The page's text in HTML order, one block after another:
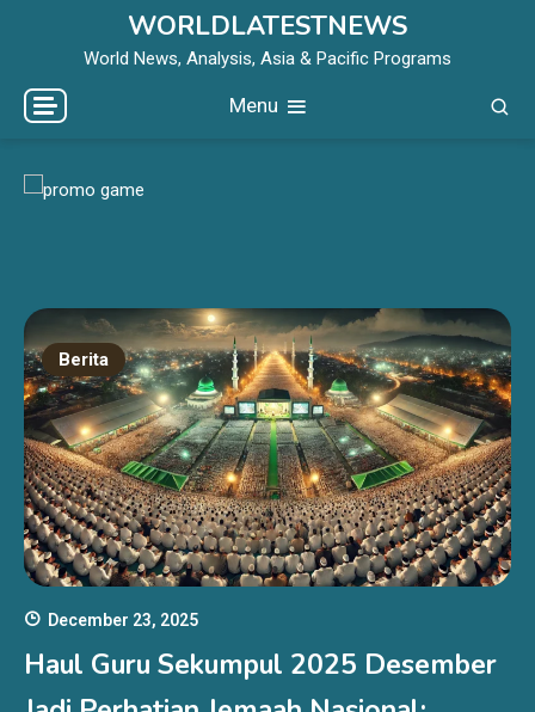
WORLDLATESTNEWS
World News, Analysis, Asia & Pacific Programs
Menu
Berita
December 23, 2025
Haul Guru Sekumpul 2025 Desember